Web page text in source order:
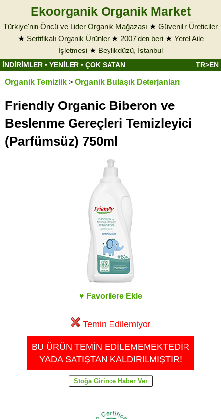
Ekoorganik Organik Market
Türkiye'nin Öncü ve Lider Organik Mağazası ★ Güvenilir Üreticiler
★ Sertifikalı Organik Ürünler★ 2007'den beri★ Yerel Aile
İşletmesi ★ Beylikdüzü, İstanbul
İNDİRİMLER • YENİLER • ÇOK SATAN TR>EN
Organik Temizlik > Organik Bulaşık Deterjanları
Friendly Organic Biberon ve
Beslenme Gereçleri Temizleyici
(Parfümsüz) 750ml
♥ Favorilere Ekle
Temin Edilemiyor
BU ÜRÜN TEMİN EDİLEMEMEKTEDİR
YADA SATIŞTAN KALDIRILMIŞTIR!